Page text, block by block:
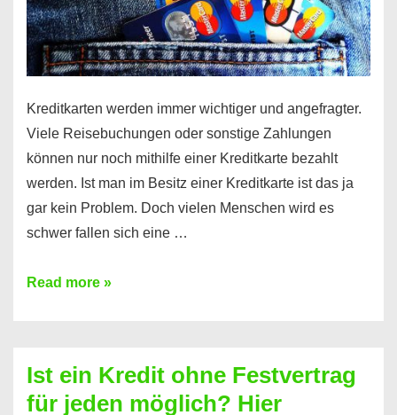
Kreditkarten werden immer wichtiger und angefragter.
Viele Reisebuchungen oder sonstige Zahlungen
können nur noch mithilfe einer Kreditkarte bezahlt
werden. Ist man im Besitz einer Kreditkarte ist das ja
gar kein Problem. Doch vielen Menschen wird es
schwer fallen sich eine …
Kreditkarte
Prepaid
ist
Read more »
Ist ein Kredit ohne Festvertrag
für jeden möglich? Hier